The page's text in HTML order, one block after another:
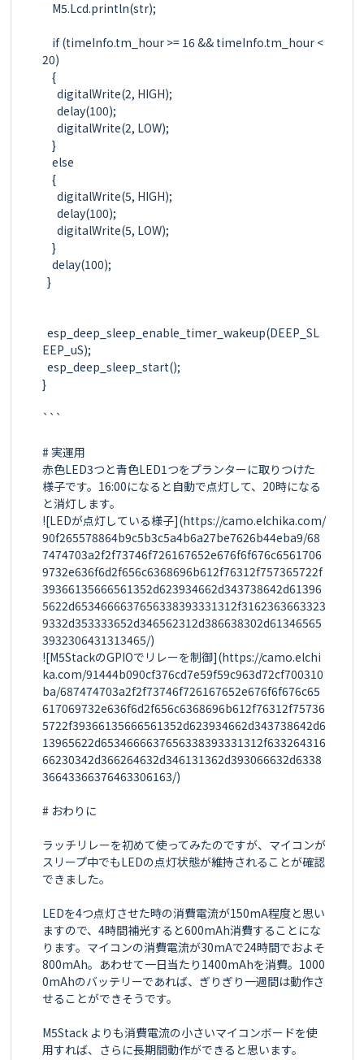
20)
    {
      digitalWrite(2, HIGH);
      delay(100);
      digitalWrite(2, LOW);
    }
    else
    {
      digitalWrite(5, HIGH);
      delay(100);
      digitalWrite(5, LOW);
    }
    delay(100);
  }
  esp_deep_sleep_enable_timer_wakeup(DEEP_SL
EEP_uS);
  esp_deep_sleep_start();
}
```
# 実運用
赤色LED3つと青色LED1つをプランターに取りつけた
様子です。16:00になると自動で点灯して、20時になる
と消灯します。
![LEDが点灯している様子](https://camo.elchika.com/
90f265578864b9c5b3c5a4b6a27be7626b44eba9/68
7474703a2f2f73746f726167652e676f6f676c6561706
9732e636f6d2f656c6368696b612f76312f757365722f
39366135666561352d623934662d343738642d61396
5622d6534666637656338393331312f3162363663323
9332d353333652d346562312d386638302d61346565
3932306431313465/)
![M5StackのGPIOでリレーを制御](https://camo.elchi
ka.com/91444b090cf376cd7e59f59c963d72cf700310
ba/687474703a2f2f73746f726167652e676f6f676c65
617069732e636f6d2f656c6368696b612f76312f75736
5722f39366135666561352d623934662d343738642d6
13965622d6534666637656338393331312f633264316
66230342d366264632d346131362d393066632d6338
36643366376463306163/)
# おわりに
ラッチリレーを初めて使ってみたのですが、マイコンが
スリープ中でもLEDの点灯状態が維持されることが確認
できました。
LEDを4つ点灯させた時の消費電流が150mA程度と思い
ますので、4時間補光すると600mAh消費することにな
ります。マイコンの消費電流が30mAで24時間でおよそ
800mAh。あわせて一日当たり1400mAhを消費。1000
0mAhのバッテリーであれば、ぎりぎり一週間は動作さ
せることができそうです。
M5Stack よりも消費電流の小さいマイコンボードを使
用すれば、さらに長期間動作ができると思います。